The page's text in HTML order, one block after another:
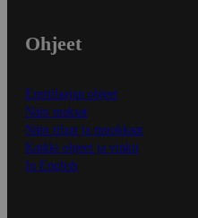
Ohjeet
Ensitilaajan ohjeet
Näin maksat
Näin tilaat ja muokkaat
Kaikki ohjeet ja vinkit
In English